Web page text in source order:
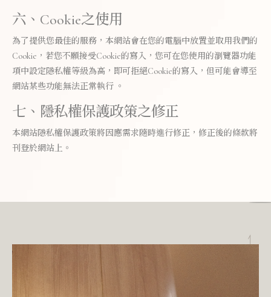
六、Cookie之使用
為了提供您最佳的服務，本網站會在您的電腦中放置並取用我們的
Cookie，若您不願接受Cookie的寫入，您可在您使用的瀏覽器功能
項中設定隱私權等級為高，即可拒絕Cookie的寫入，但可能會導至
網站某些功能無法正常執行 。
七、隱私權保護政策之修正
本網站隱私權保護政策將因應需求隨時進行修正，修正後的條款將
刊登於網站上。